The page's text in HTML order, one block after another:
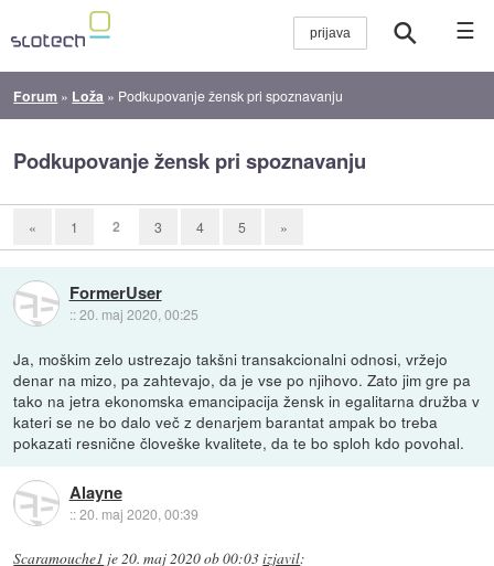
☰
Forum » Loža » Podkupovanje žensk pri spoznavanju
Podkupovanje žensk pri spoznavanju
« 1 2 3 4 5 »
FormerUser
::20. maj 2020, 00:25
Ja, moškim zelo ustrezajo takšni transakcionalni odnosi, vržejo
denar na mizo, pa zahtevajo, da je vse po njihovo. Zato jim gre pa
tako na jetra ekonomska emancipacija žensk in egalitarna družba v
kateri se ne bo dalo več z denarjem barantat ampak bo treba
pokazati resnične človeške kvalitete, da te bo sploh kdo povohal.
Alayne
::20. maj 2020, 00:39
Scaramouche1 je20. maj 2020 ob 00:03izjavil: